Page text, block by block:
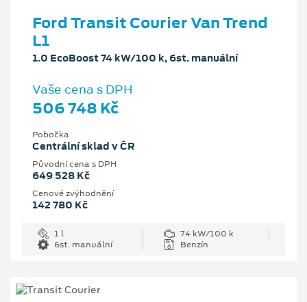
Ford Transit Courier Van Trend
L1
1.0 EcoBoost 74 kW/100 k, 6st. manuální
Vaše cena s DPH
506 748 Kč
Pobočka
Centrální sklad v ČR
Původní cena s DPH
649 528 Kč
Cenové zvýhodnění
142 780 Kč
1 l
74 kW/100 k
6st. manuální
Benzín